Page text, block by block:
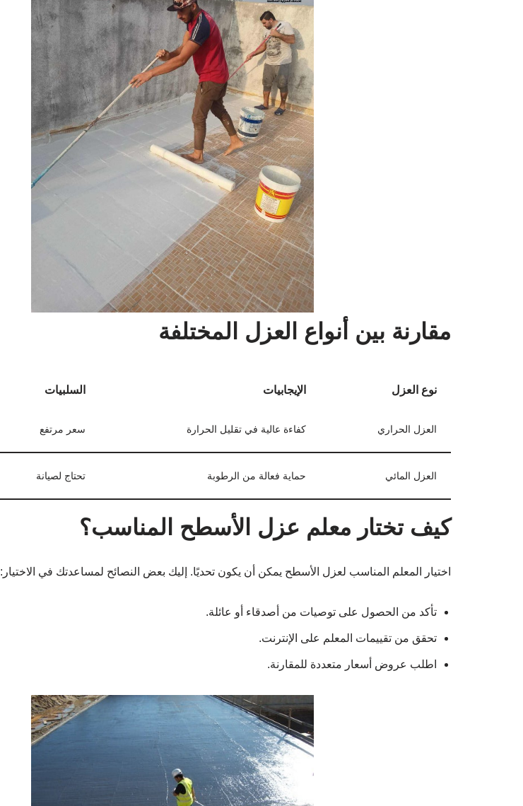
مقارنة بين أنواع العزل المختلفة
نوع العزل الإيجابيات السلبيات
العزل الحراري كفاءة عالية في تقليل الحرارة سعر مرتفع
العزل المائي حماية فعالة من الرطوبة تحتاج لصيانة
كيف تختار معلم عزل الأسطح المناسب؟
اختيار المعلم المناسب لعزل الأسطح يمكن أن يكون تحديًا. إليك بعض النصائح لمساعدتك في الاختيار:
تأكد من الحصول على توصيات من أصدقاء أو عائلة.
تحقق من تقييمات المعلم على الإنترنت.
اطلب عروض أسعار متعددة للمقارنة.